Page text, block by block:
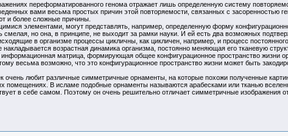
переформатированного генома отражает лишь определенную систему
вами весьма простых причин этой повторяемости, связанных с засоренностью
и более сложные причины.
элементами, могут представлять, например, определенную форму
смелая, но она, в принципе, не выходит за рамки науки. И ей есть два возможных
в организме процессы цикличны, как цикличен, например, и процесс
возрастная динамика организма, постоянно меняющая его тканевую
матрица, формирующая общее конфигурационное пространство жизни
весьма возможно, что это конфигурационное пространство жизни может быть
очень любит различные симметричные орнаменты, на которые похожи полученные
помещениях. В исламе подобные орнаменты называются арабесками или тканью
в себе самом. Поэтому он очень решительно отличает симметричные изображения